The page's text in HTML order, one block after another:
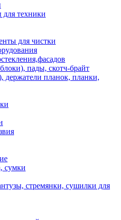
техники
для чистки
пады, скотч-брайт
держатели планок, планки,
сумки
стремянки, сушилки для